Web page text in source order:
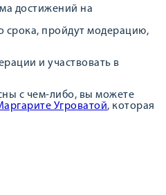
достижений на
срока, пройдут модерацию,
и участвовать в
с чем-либо, вы можете
Угроватой, которая